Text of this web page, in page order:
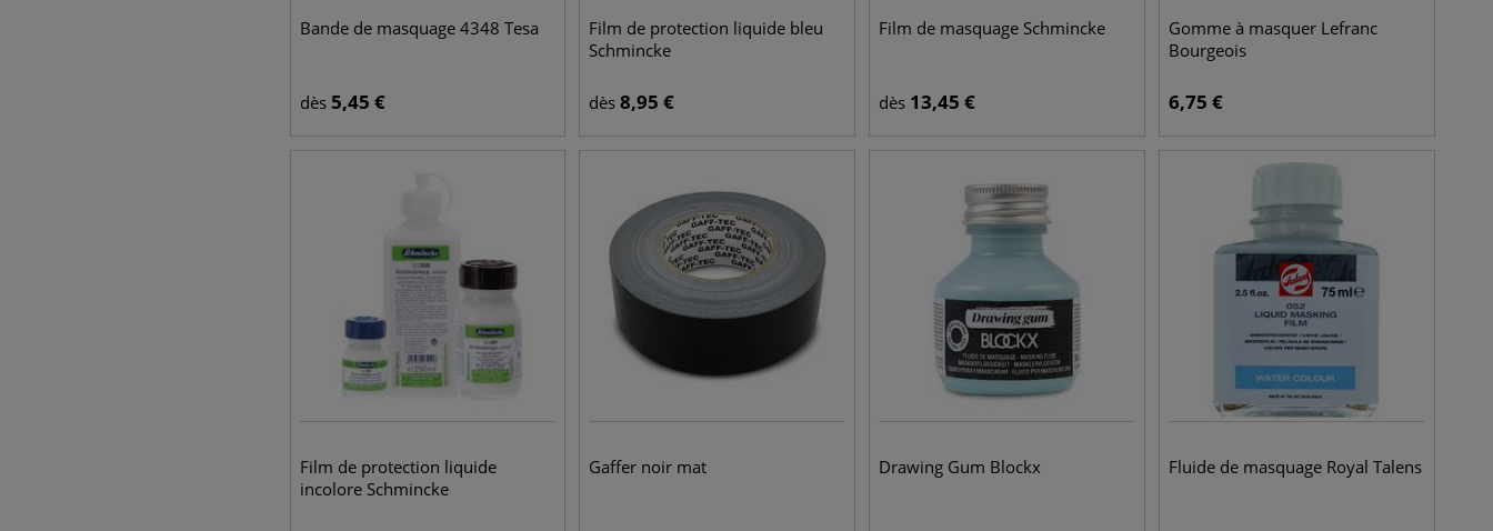
Bande de masquage 4348 Tesa
dès 5,45 €
Film de protection liquide bleu
Schmincke
dès 8,95 €
Film de masquage Schmincke
dès 13,45 €
Gomme à masquer Lefranc
Bourgeois
6,75 €
Film de protection liquide
incolore Schmincke
Gaffer noir mat Drawing Gum Blockx Fluide de masquage Royal Talens